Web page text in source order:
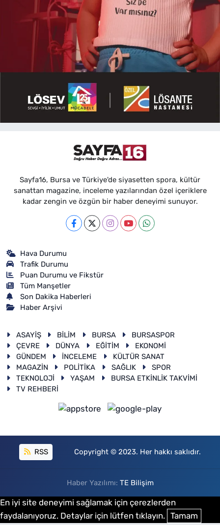
Sayfa16, Bursa ve Türkiye'de siyasetten spora, kültür
sanattan magazine, inceleme yazılarından özel içeriklere
kadar zengin ve özgün bir haber deneyimi sunuyor.
Hava Durumu
Trafik Durumu
Puan Durumu ve Fikstür
Tüm Manşetler
Son Dakika Haberleri
Haber Arşivi
ASAYİŞ BİLİM BURSA
BURSASPOR
ÇEVRE
DÜNYA EĞİTİM
EKONOMİ
GÜNDEM
İNCELEME
KÜLTÜR SANAT
MAGAZİN
POLİTİKA SAĞLIK
SPOR
TEKNOLOJİ
YAŞAM
BURSA ETKİNLİK TAKVİMİ
TV REHBERİ
RSS Copyright © 2023. Her hakkı saklıdır.
Haber Yazılımı: TE Bilişim
En iyi site deneyimi sağlamak için çerezlerden
faydalanıyoruz. Detaylar için lütfen tıklayın. Tamam